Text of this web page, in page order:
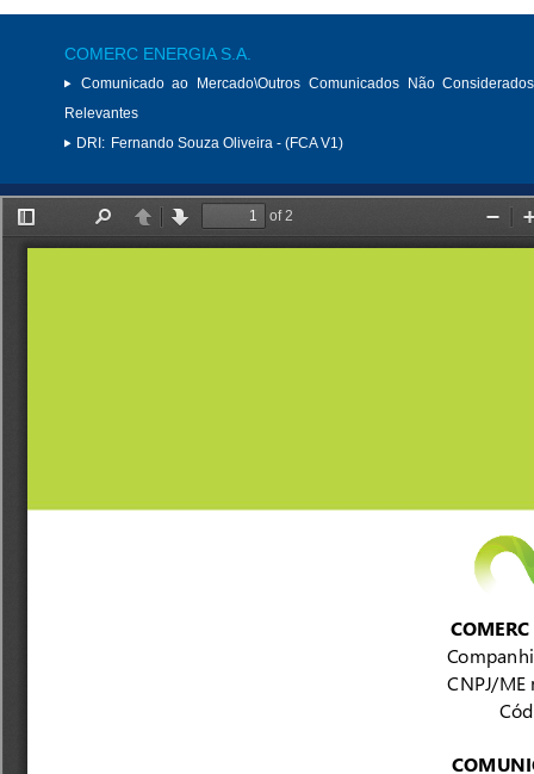
COMERC ENERGIA S.A.
Comunicado ao Mercado\Outros Comunicados Não
Relevantes
DRI: Fernando Souza Oliveira - (FCA V1)